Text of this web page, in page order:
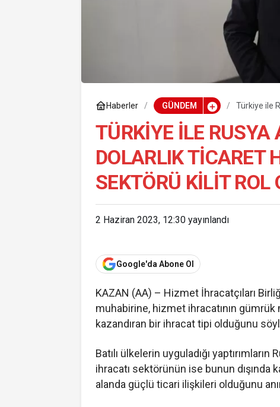
Haberler GÜNDEM
Türkiye ile
TÜRKIYE ILE
DOLARLIK TICARET
SEKTÖRÜ KILIT ROL
2 Haziran 2023, 12:30 yayınlandı
Google'da Abone Ol
KAZAN (AA) – Hizmet İhracatçıları
muhabirine, hizmet ihracatının
kazandıran bir ihracat tipi olduğunu
Batılı ülkelerin uyguladığı
ihracatı sektörünün ise bunun dışında
alanda güçlü ticari ilişkileri olduğunu